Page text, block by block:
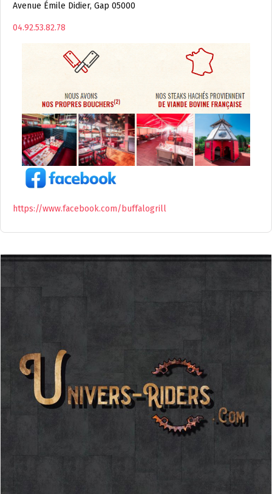
Avenue Émile Didier, Gap 05000
04.92.53.82.78
https://www.facebook.com/buffalogrill